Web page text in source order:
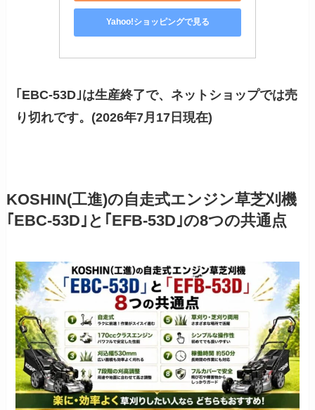
Yahoo!ショッピングで見る
｢EBC-53D｣は生産終了で、ネットショップでは売
り切れです。(2026年7月17日現在)
KOSHIN(工進)の自走式エンジン草芝刈機
｢EBC-53D｣と｢EFB-53D｣の8つの共通点